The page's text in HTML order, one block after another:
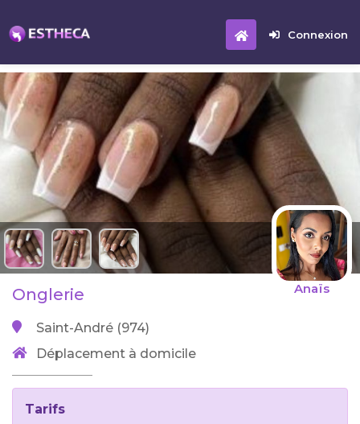
Connexion
Anaïs
Onglerie
Saint-André (974)
Déplacement à domicile
Tarifs